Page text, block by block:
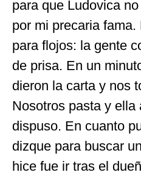
para que Ludovica
por mi precaria
para flojos: la gente
de prisa. En un
dieron la carta y nos
Nosotros pasta y
dispuso. En cuanto
dizque para buscar
hice fue ir tras el